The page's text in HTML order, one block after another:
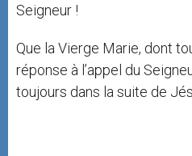
Seigneur !
Que la Vierge Marie, dont
réponse à l’appel du
toujours dans la suite de